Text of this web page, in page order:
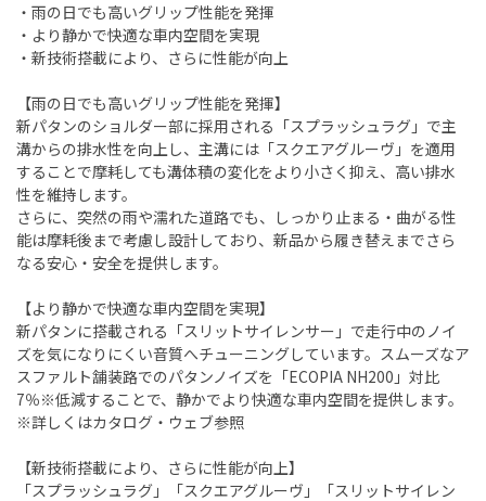
・雨の日でも高いグリップ性能を発揮
・より静かで快適な車内空間を実現
・新技術搭載により、さらに性能が向上
【雨の日でも高いグリップ性能を発揮】
新パタンのショルダー部に採用される「スプラッシュラグ」で主
溝からの排水性を向上し、主溝には「スクエアグルーヴ」を適用
することで摩耗しても溝体積の変化をより小さく抑え、高い排水
性を維持します。
さらに、突然の雨や濡れた道路でも、しっかり止まる・曲がる性
能は摩耗後まで考慮し設計しており、新品から履き替えまでさら
なる安心・安全を提供します。
【より静かで快適な車内空間を実現】
新パタンに搭載される「スリットサイレンサー」で走行中のノイ
ズを気になりにくい音質へチューニングしています。スムーズなア
スファルト舗装路でのパタンノイズを「ECOPIA NH200」対比
7％※低減することで、静かでより快適な車内空間を提供します。
※詳しくはカタログ・ウェブ参照
【新技術搭載により、さらに性能が向上】
「スプラッシュラグ」「スクエアグルーヴ」「スリットサイレン